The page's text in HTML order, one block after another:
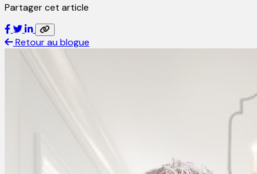
Partager cet article
Retour au blogue